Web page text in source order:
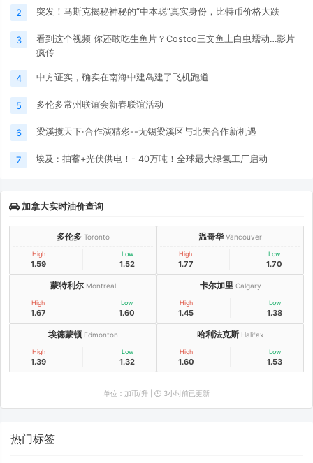
2 突发！马斯克揭秘神秘的“中本聪”真实身份，比特币价格大跌
3
看到这个视频 你还敢吃生鱼片？Costco三文鱼上白虫蠕动…影片
疯传
4 中方证实，确实在南海中建岛建了飞机跑道
5 多伦多常州联谊会新春联谊活动
6 梁溪揽天下·合作演精彩--无锡梁溪区与北美合作新机遇
7 埃及 : 抽蓄+光伏供电！- 40万吨！全球最大绿氢工厂启动
加拿大实时油价查询
多伦多 Toronto
High
1.59
Low
1.52
温哥华 Vancouver
High
1.77
Low
1.70
蒙特利尔 Montreal
High
1.67
Low
1.60
卡尔加里 Calgary
High
1.45
Low
1.38
埃德蒙顿 Edmonton
High
1.39
Low
1.32
哈利法克斯 Halifax
High
1.60
Low
1.53
单位：加币/升 | ⏱️ 3小时前已更新
热门标签